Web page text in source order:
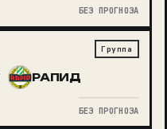
БЕЗ ПРОГНОЗА
Группа
РАПИД
БЕЗ ПРОГНОЗА